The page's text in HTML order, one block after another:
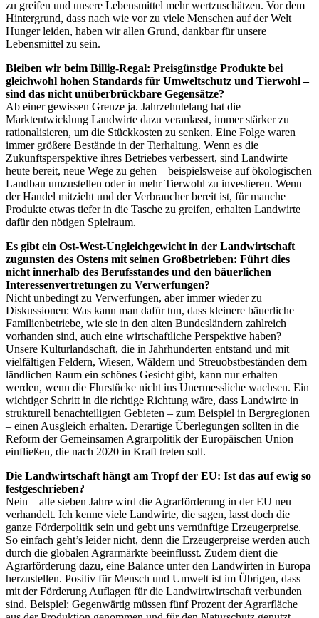
zu greifen und unsere Lebensmittel mehr wertzuschätzen. Vor dem
Hintergrund, dass nach wie vor zu viele Menschen auf der Welt
Hunger leiden, haben wir allen Grund, dankbar für unsere
Lebensmittel zu sein.
Bleiben wir beim Billig-Regal: Preisgünstige Produkte bei
gleichwohl hohen Standards für Umweltschutz und Tierwohl –
sind das nicht unüberbrückbare Gegensätze?
Ab einer gewissen Grenze ja. Jahrzehntelang hat die
Marktentwicklung Landwirte dazu veranlasst, immer stärker zu
rationalisieren, um die Stückkosten zu senken. Eine Folge waren
immer größere Bestände in der Tierhaltung. Wenn es die
Zukunftsperspektive ihres Betriebes verbessert, sind Landwirte
heute bereit, neue Wege zu gehen – beispielsweise auf ökologischen
Landbau umzustellen oder in mehr Tierwohl zu investieren. Wenn
der Handel mitzieht und der Verbraucher bereit ist, für manche
Produkte etwas tiefer in die Tasche zu greifen, erhalten Landwirte
dafür den nötigen Spielraum.
Es gibt ein Ost-West-Ungleichgewicht in der Landwirtschaft
zugunsten des Ostens mit seinen Großbetrieben: Führt dies
nicht innerhalb des Berufsstandes und den bäuerlichen
Interessenvertretungen zu Verwerfungen?
Nicht unbedingt zu Verwerfungen, aber immer wieder zu
Diskussionen: Was kann man dafür tun, dass kleinere bäuerliche
Familienbetriebe, wie sie in den alten Bundesländern zahlreich
vorhanden sind, auch eine wirtschaftliche Perspektive haben?
Unsere Kulturlandschaft, die in Jahrhunderten entstand und mit
vielfältigen Feldern, Wiesen, Wäldern und Streuobstbeständen dem
ländlichen Raum ein schönes Gesicht gibt, kann nur erhalten
werden, wenn die Flurstücke nicht ins Unermessliche wachsen. Ein
wichtiger Schritt in die richtige Richtung wäre, dass Landwirte in
strukturell benachteiligten Gebieten – zum Beispiel in Bergregionen
– einen Ausgleich erhalten. Derartige Überlegungen sollten in die
Reform der Gemeinsamen Agrarpolitik der Europäischen Union
einfließen, die nach 2020 in Kraft treten soll.
Die Landwirtschaft hängt am Tropf der EU: Ist das auf ewig so
festgeschrieben?
Nein – alle sieben Jahre wird die Agrarförderung in der EU neu
verhandelt. Ich kenne viele Landwirte, die sagen, lasst doch die
ganze Förderpolitik sein und gebt uns vernünftige Erzeugerpreise.
So einfach geht’s leider nicht, denn die Erzeugerpreise werden auch
durch die globalen Agrarmärkte beeinflusst. Zudem dient die
Agrarförderung dazu, eine Balance unter den Landwirten in Europa
herzustellen. Positiv für Mensch und Umwelt ist im Übrigen, dass
mit der Förderung Auflagen für die Landwirtwirtschaft verbunden
sind. Beispiel: Gegenwärtig müssen fünf Prozent der Agrarfläche